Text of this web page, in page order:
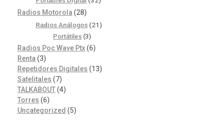
Radios Motorola (28)
Radios Análogos (21)
Portátiles (3)
Radios Poc Wave Ptx(6)
Renta (3)
Repetidores Digitales (13)
Satelitales (7)
TALKABOUT(4)
Torres (6)
Uncategorized (5)